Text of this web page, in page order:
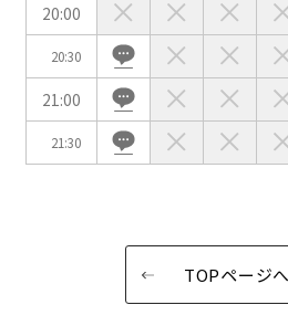
20:00
20:30
21:00
21:30
TOPページ
窓があり開放感のある
会場
大型スクリーンあり
4t車以上荷捌きあり
時間貸し駐車場あり
e-sports大会